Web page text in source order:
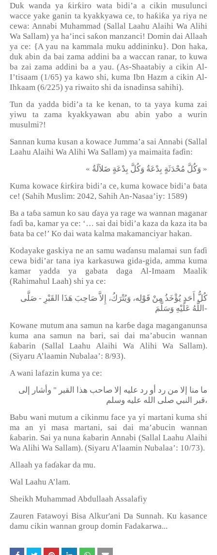
Duk wanda yaƙirƙiro wata bidi’a a cikin musulunci
wacce yake ganin ta kyakkyawa ce, to haƙiƙa ya riya ne
cewa: Annabi Muhammad (Sallal Laahu Alaihi Wa Alihi
Wa Sallam) ya ha’inci saƙon manzanci! Domin dai Allaah
ya ce: {A yau na kammala muku addininku}. Don haka,
duk abin da bai zama addini ba a waccan ranar, to kuwa
ba zai zama addini ba a yau. (As-Shaatabiy a cikin Al-
I’tisaam (1/65) ya kawo shi, kuma Ibn Hazm a cikin Al-
Ihkaam (6/225) ya riwaito shi da isnadinsa sahihi).
Tun da yadda bidi’a ta ke kenan, to ta yaya kuma zai
yiwu ta zama kyakkyawan abu abin yabo a wurin
musulmi?!
Sannan kuma kusan a kowace Jumma’a sai Annabi (Sallal
Laahu Alaihi Wa Alihi Wa Sallam) ya maimaita faɗin:
«
وَكُلَّ مُحْدَثَةٍ بِدْعَةٌ وَكُلَّ بِدْعَةٍ ضَلاَلَةٌ
»
Kuma kowaceƙirƙira bidi’a ce, kuma kowace bidi’a ɓata
ce! (Sahih Muslim: 2042, Sahih An-Nasaa’iy: 1589)
Ba a taɓa samun ko sau ɗaya ya rage wa wannan maganar
faɗi ba, kamar ya ce: ‘… sai dai bidi’a kaza da kaza ita ba
ɓata ba ce!’ Ko dai wata kalma makamanciyar hakan.
Kodayake gaskiya ne an samu waɗansu malamai sun faɗi
cewa bidi’ar tana iya karkasuwa gida-gida, amma kuma
kamar yadda ya gabata daga Al-Imaam Maalik
(Rahimahul Laah) shi ya ce:
كُلُّ أَحَدٍ يُؤْخَذُ مِنْ قَوْلِه، وَيُتْرَكُ، إِلاَّ صَاحِبَ هَذَا القَبْرِ - صَلَّى
اللَّهُ عَلَيْهِ وَسَلَّمَ
-
Kowane mutum ana samun na karɓe daga maganganunsa
kuma ana samun na bari, sai dai ma’abucin wannan
ƙabarin (Sallal Laahu Alaihi Wa Alihi Wa Sallam).
(Siyaru A’laamin Nubalaa’: 8/93).
A wani lafazin kuma ya ce:
ما منا إلا من رد أو رد عليه إلا صاحب هذا القبر " وأشار
إلى
قبر
النبي صلى الله عليه
وسلم،
Babu wani mutum a cikinmu face ya yi martani kuma shi
ma an yi masa martani, sai dai ma’abucin wannan
ƙabarin. Sai ya nuna ƙabarin Annabi (Sallal Laahu Alaihi
Wa Alihi Wa Sallam). (Siyaru A’laamin Nubalaa’: 10/73).
Allaah ya faɗakar da mu.
Wal Laahu A’lam.
Sheikh Muhammad Abdullaah Assalafiy
Zauren Fatawoyi Bisa Alkur'ani Da Sunnah. Ku kasance
damu cikin wannan group domin Fadakarwa...